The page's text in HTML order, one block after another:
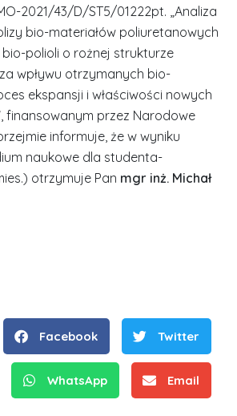
2021/43/D/ST5/01222pt. „Analiza
bio-materiałów poliuretanowych
polioli o rożnej strukturze
wpływu otrzymanych bio-
ekspansji i właściwości nowych
finansowanym przez Narodowe
informuje, że w wyniku
naukowe dla studenta-
otrzymuje Pan mgr inż. Michał
Facebook Twitter
WhatsApp Email